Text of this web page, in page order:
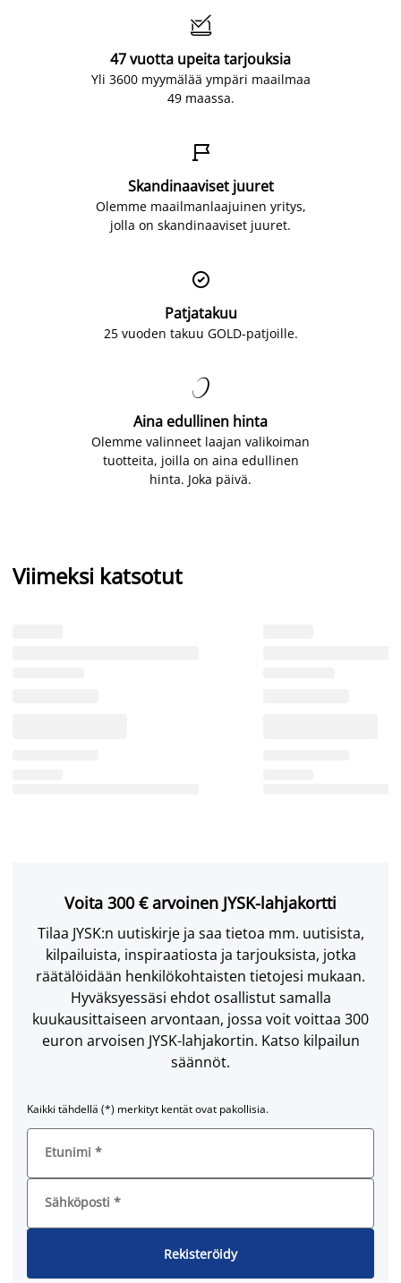

47 vuotta upeita tarjouksia
Yli 3600 myymälää ympäri maailmaa
49 maassa.

Skandinaaviset juuret
Olemme maailmanlaajuinen yritys,
jolla on skandinaaviset juuret.

Patjatakuu
25 vuoden takuu GOLD-patjoille.

Aina edullinen hinta
Olemme valinneet laajan valikoiman
tuotteita, joilla on aina edullinen
hinta. Joka päivä.
Viimeksi katsotut
Voita 300 € arvoinen JYSK-lahjakortti
Tilaa JYSK:n uutiskirje ja saa tietoa mm. uutisista,
kilpailuista, inspiraatiosta ja tarjouksista, jotka
räätälöidään henkilökohtaisten tietojesi mukaan.
Hyväksyessäsi ehdot osallistut samalla
kuukausittaiseen arvontaan, jossa voit voittaa 300
euron arvoisen JYSK-lahjakortin. Katso kilpailun
säännöt.
Kaikki tähdellä (*) merkityt kentät ovat pakollisia.
Etunimi *
Sähköposti *
Rekisteröidy